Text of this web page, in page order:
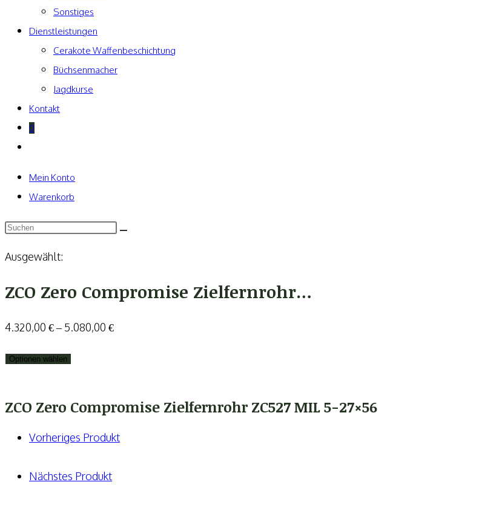
Sonstiges
Dienstleistungen
Cerakote Waffenbeschichtung
Büchsenmacher
Jagdkurse
Kontakt
0
umschalten
Mein Konto
Warenkorb
Ausgewählt:
ZCO Zero Compromise Zielfernrohr…
4.320,00 €–5.080,00 €
Optionen wählen
ZCO Zero Compromise Zielfernrohr ZC527 MIL 5-27×56
Vorheriges Produkt
Nächstes Produkt